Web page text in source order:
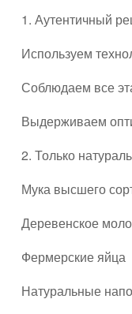
1. Аутентичный
Используем
Соблюдаем все
Выдерживаем
2. Только
Мука высшего
Деревенское
Фермерские яйца
Натуральные